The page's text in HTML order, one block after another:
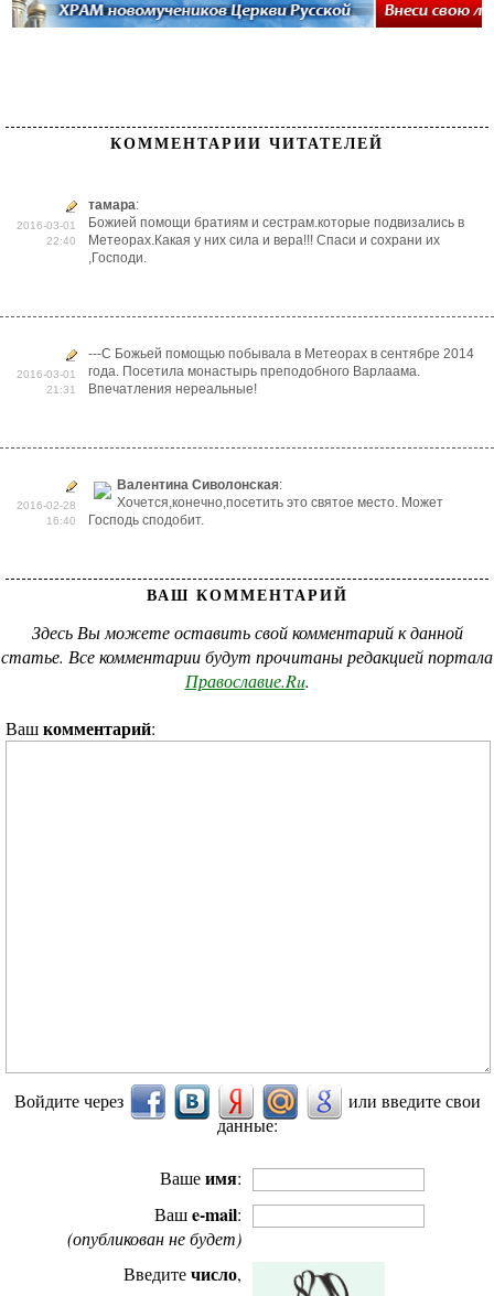
КОММЕНТАРИИ ЧИТАТЕЛЕЙ
2016-03-01
22:40
тамара:
Божией помощи братиям и сестрам.которые подвизались в
Метеорах.Какая у них сила и вера!!! Спаси и сохрани их
,Господи.
2016-03-01
21:31
---С Божьей помощью побывала в Метеорах в сентябре 2014
года. Посетила монастырь преподобного Варлаама.
Впечатления нереальные!
2016-02-28
16:40
Валентина Сиволонская:
Хочется,конечно,посетить это святое место. Может
Господь сподобит.
ВАШ КОММЕНТАРИЙ
Здесь Вы можете оставить свой комментарий к данной
статье. Все комментарии будут прочитаны редакцией портала
Православие.Ru.
Вашкомментарий:
Войдите через
или введите свои
данные:
Вашеимя:
Вашe-mail:
(опубликован не будет)
Введитечисло,